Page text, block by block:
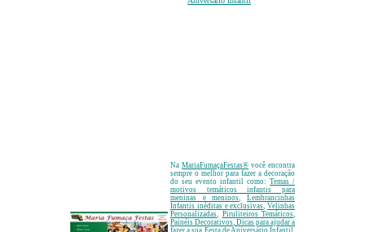
Na MariaFumaçaFestas® você encontra
sempre o melhor para fazer a decoração
do seu evento infantil como: Temas /
motivos temáticos infantis para
meninas e meninos,Lembrancinhas
Infantis inéditas e exclusivas, Velinhas
Personalizadas, Piruliteiros Temáticos,
Painéis Decorativos, Dicas para ajudar a
fazer a sua Festa de Aniversário Infantil.